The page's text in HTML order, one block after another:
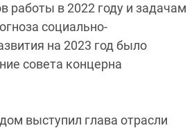
работы в 2022 году и задачам
социально-
на 2023 год было
совета концерна
выступил глава отрасли